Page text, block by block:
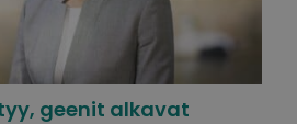
geenit alkavat